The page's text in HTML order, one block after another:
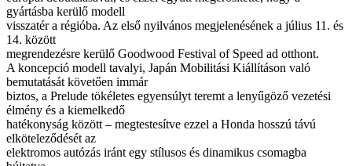
gyártásba kerülő modell
visszatér a régióba. Az első nyilvános megjelenésének a július 11. és
14. között
megrendezésre kerülő Goodwood Festival of Speed ad otthont.
A koncepció modell tavalyi, Japán Mobilitási Kiállításon való
bemutatását követően immár
biztos, a Prelude tökéletes egyensúlyt teremt a lenyűgöző vezetési
élmény és a kiemelkedő
hatékonyság között – megtestesítve ezzel a Honda hosszú távú
elköteleződését az
elektromos autózás iránt egy stílusos és dinamikus csomagba